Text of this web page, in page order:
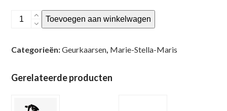
Marie-
-
Objets
Toevoegen aan winkelwagen
Categorieën:Geurkaarsen, Marie-Stella-Maris
Gerelateerde producten